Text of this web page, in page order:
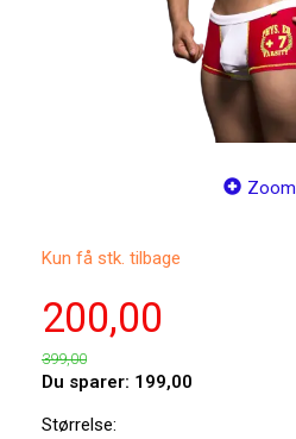
Zoom
Kun få stk. tilbage
200,00
399,00
Du sparer: 199,00
Størrelse: